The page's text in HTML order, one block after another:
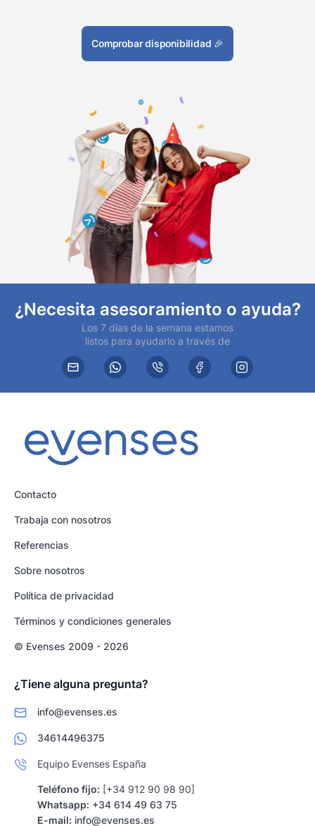
Comprobar disponibilidad 🎉
¿Necesita asesoramiento o ayuda?
Los 7 días de la semana estamos
listos para ayudarlo a través de
Contacto
Trabaja con nosotros
Referencias
Sobre nosotros
Política de privacidad
Términos y condiciones generales
© Evenses 2009 - 2026
¿Tiene alguna pregunta?
info@evenses.es
34614496375
Equipo Evenses España
Teléfono fijo: [+34 912 90 98 90]
Whatsapp: +34 614 49 63 75
E-mail: info@evenses.es